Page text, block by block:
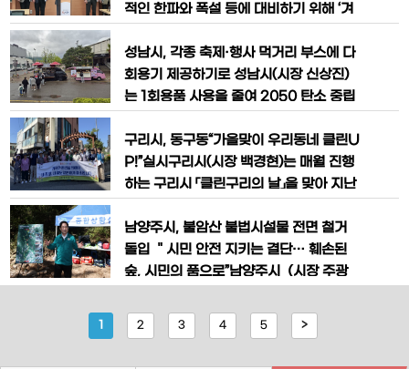
트’는 지
기본계획 등 환경계획(안)을 발표, 전문가
계획은 환경 분야 최상위 계획으로 2040
년까지 환경 변화에 대응하고,
적인 한파와 폭설 등에 대비하기 위해 ‘겨
한다.박영덕 안전교통국장은 4일 시청 브
리핑룸에서 개최한 언론브리핑을 통해
“선제 대응 체계 구축과 현장 대응 강화를
히 대응하며, 시민 안전과 생명 보호에 최
선을 다하겠다”라고 밝혔다.현재 시흥시
는 단계
성남시, 각종 축제·행사 먹거리 부스에 다
회용기 제공하기로 성남시(시장 신상진)
는 1회용품 사용을 줄여 2050 탄소 중립
종 축제와 행사의 먹거리 부스 등에 다회
용기를 제공하겠다고 11일 밝혔다.다회용
기는 여러 번 사용할 수 있는 재질(PP)의
춰 다양한 종류가 보급된다.우선 동별 체
육대회가 몰려 있는 9월과 10월 행
구리시, 동구동“가을맞이 우리동네 클린U
P!”실시구리시(시장 백경현)는 매월 진행
하는 구리시 「클린구리의 날」을 맞아 지난
리 동네 클린UP!」 활동을 펼쳤다고 밝혔
다. 이번 활동은 사노동 안말·내동경로당
일대에서 진행됐다.이날 행사에는 사노동
리시청 회계과, 교통행정과, 산업지원과,
보건정책과, 감염병관리과 직원 등 5
남양주시, 불암산 불법시설물 전면 철거
돌입 ＂시민 안전 지키는 결단… 훼손된
숲, 시민의 품으로”남양주시（시장 주광
불암산 일대에 장기간 방치돼 온 무속 관
련 불법건축물 55개소를 행정대집행을
1 2 3 4 5 >